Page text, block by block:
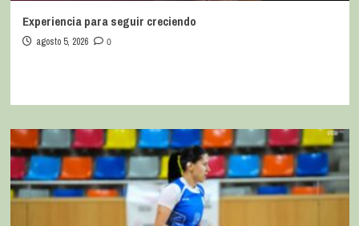
Experiencia para seguir creciendo
agosto 5, 2026 0